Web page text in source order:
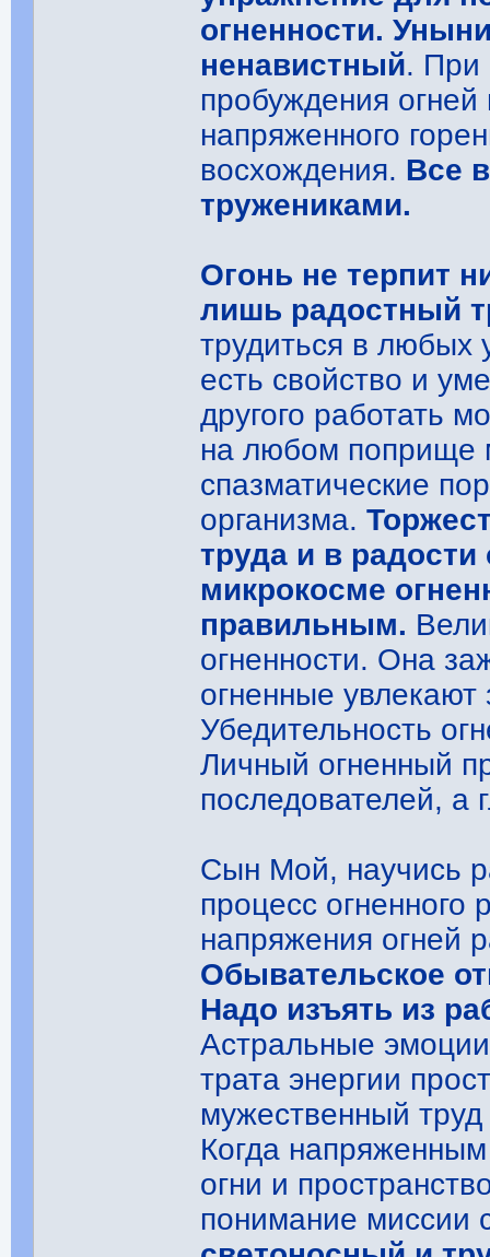
огненности.
ненавистный. При
пробуждения
напряженного
восхождения. Все
тружениками.
Огонь не терпит
лишь радостный
трудиться в любых
есть свойство и
другого работать
на любом поприще
спазматические
организма.
труда и в
микрокосме
правильным.
огненности. Она
огненные увлекают
Убедительность
Личный огненный
последователей, а
Сын Мой, научись
процесс огненного
напряжения огней
Обывательское
Надо изъять из
Астральные
трата энергии
мужественный
Когда
огни и
понимание миссии